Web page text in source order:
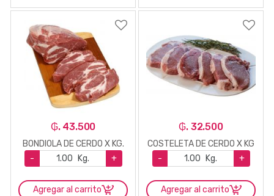
₲. 43.500
BONDIOLA DE CERDO X KG.
-
Kg. +
Agregar al carrito
₲. 32.500
COSTELETA DE CERDO X KG
-
Kg. +
Agregar al carrito